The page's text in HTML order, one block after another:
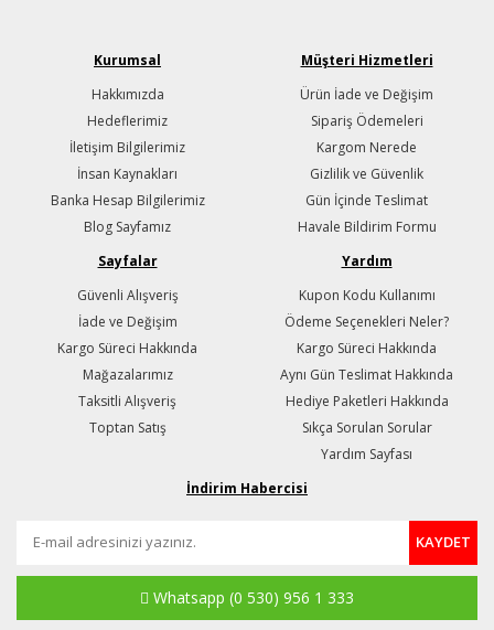
Kurumsal
Hakkımızda
Hedeflerimiz
İletişim Bilgilerimiz
İnsan Kaynakları
Banka Hesap Bilgilerimiz
Blog Sayfamız
Müşteri Hizmetleri
Ürün İade ve Değişim
Sipariş Ödemeleri
Kargom Nerede
Gizlilik ve Güvenlik
Gün İçinde Teslimat
Havale Bildirim Formu
Sayfalar
Güvenli Alışveriş
İade ve Değişim
Kargo Süreci Hakkında
Mağazalarımız
Taksitli Alışveriş
Toptan Satış
Yardım
Kupon Kodu Kullanımı
Ödeme Seçenekleri Neler?
Kargo Süreci Hakkında
Aynı Gün Teslimat Hakkında
Hediye Paketleri Hakkında
Sıkça Sorulan Sorular
Yardım Sayfası
İndirim Habercisi
KAYDET
Whatsapp (0 530) 956 1 333